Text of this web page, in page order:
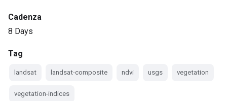
Cadenza
8 Days
Tag
landsat landsat-composite ndvi usgs vegetation
vegetation-indices